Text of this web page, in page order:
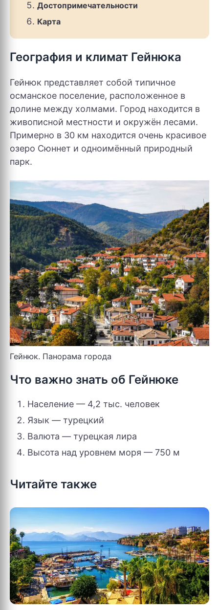
Достопримечательности
Карта
География и климат Гейнюка
Гейнюк представляет собой типичное
османское поселение, расположенное в
долине между холмами. Город находится в
живописной местности и окружён лесами.
Примерно в 30 км находится очень красивое
озеро Сюннет и одноимённый природный
парк.
Гейнюк. Панорама города
Что важно знать об Гейнюке
Население — 4,2 тыс. человек
Язык — турецкий
Валюта — турецкая лира
Высота над уровнем моря — 750 м
Читайте также